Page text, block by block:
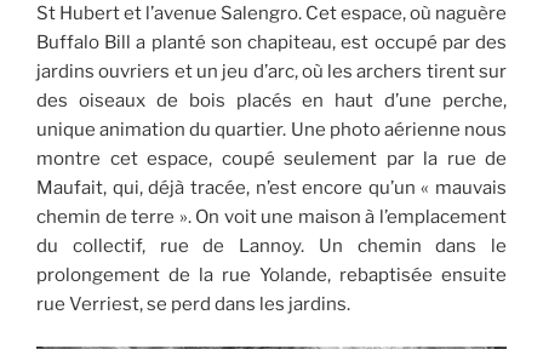
St Hubert et l’avenue Salengro. Cet espace, où naguère
Buffalo Bill a planté son chapiteau, est occupé par des
jardins ouvriers et un jeu d’arc, où les archers tirent sur
des oiseaux de bois placés en haut d’une perche,
unique animation du quartier. Une photo aérienne nous
montre cet espace, coupé seulement par la rue de
Maufait, qui, déjà tracée, n’est encore qu’un « mauvais
chemin de terre ». On voit une maison à l’emplacement
du collectif, rue de Lannoy. Un chemin dans le
prolongement de la rue Yolande, rebaptisée ensuite
rue Verriest, se perd dans les jardins.